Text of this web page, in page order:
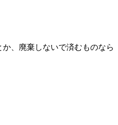
、廃棄しないで済むものなら